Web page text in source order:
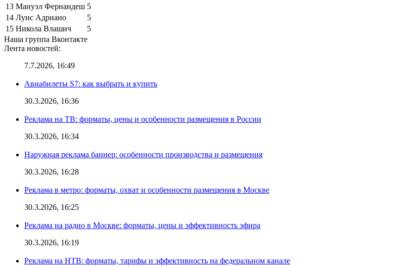
13 Мануэл Фернандеш 5
14 Луис Адриано
5
15 Никола Влашич
5
Наша группа Вконтакте
Лента новостей:
7.7.2026, 16:49
Авиабилеты S7: как выбрать и купить
30.3.2026, 16:36
Реклама на ТВ: форматы, цены и особенности размещения в России
30.3.2026, 16:34
Наружная реклама баннер: особенности производства и размещения
30.3.2026, 16:28
Реклама в метро: форматы, охват и особенности размещения в Москве
30.3.2026, 16:25
Реклама на радио в Москве: форматы, цены и эффективность эфира
30.3.2026, 16:19
Реклама на НТВ: форматы, тарифы и эффективность на федеральном канале